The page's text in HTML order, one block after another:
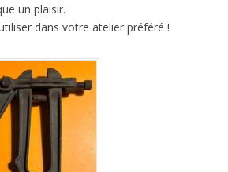
un plaisir.
dans votre atelier préféré !